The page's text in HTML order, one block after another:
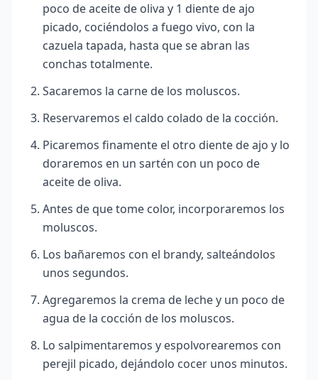
poco de aceite de oliva y 1 diente de ajo
picado, cociéndolos a fuego vivo, con la
cazuela tapada, hasta que se abran las
conchas totalmente.
Sacaremos la carne de los moluscos.
Reservaremos el caldo colado de la cocción.
Picaremos finamente el otro diente de ajo y lo
doraremos en un sartén con un poco de
aceite de oliva.
Antes de que tome color, incorporaremos los
moluscos.
Los bañaremos con el brandy, salteándolos
unos segundos.
Agregaremos la crema de leche y un poco de
agua de la cocción de los moluscos.
Lo salpimentaremos y espolvorearemos con
perejil picado, dejándolo cocer unos minutos.